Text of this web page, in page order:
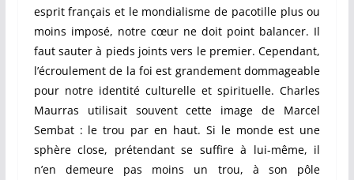
esprit français et le mondialisme de pacotille plus ou
moins imposé, notre cœur ne doit point balancer. Il
faut sauter à pieds joints vers le premier. Cependant,
l’écroulement de la foi est grandement dommageable
pour notre identité culturelle et spirituelle. Charles
Maurras utilisait souvent cette image de Marcel
Sembat : le trou par en haut. Si le monde est une
sphère close, prétendant se suffire à lui-même, il
n’en demeure pas moins un trou, à son pôle